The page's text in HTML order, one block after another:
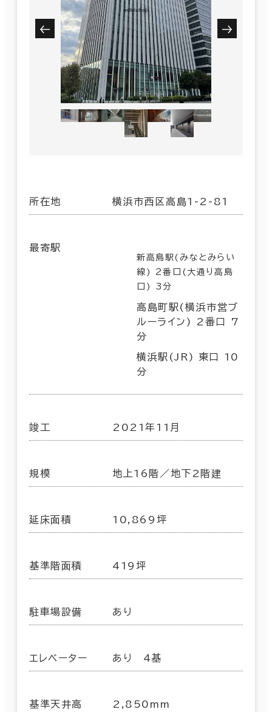
所在地 横浜市西区高島1-2-81
最寄駅
新高島駅(みなとみらい
線) 2番口(大通り高島
口) 3分
高島町駅(横浜市営ブ
ルーライン) 2番口 7
分
横浜駅(JR) 東口 10
分
竣工 2021年11月
規模 地上16階／地下2階建
延床面積 10,869坪
基準階面積 419坪
駐車場設備 あり
エレベーター あり 4基
基準天井高 2,850mm